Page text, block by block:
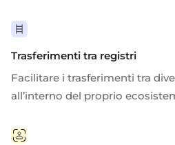
Trasferimenti tra registri
Facilitare i trasferimenti tra
all’interno del proprio